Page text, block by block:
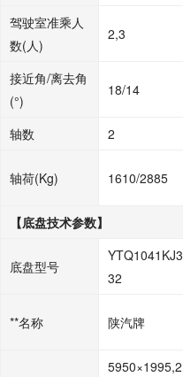
驾驶室准乘人
数(人)
2,3
接近角/离去角
(°)
18/14
轴数 2
轴荷(Kg) 1610/2885
【底盘技术参数】
底盘型号
YTQ1041KJ3
32
**名称 陕汽牌
5950×1995,2